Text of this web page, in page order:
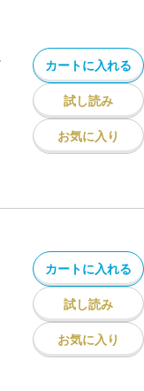
カートに入れる
試し読み
お気に入り
カートに入れる
試し読み
お気に入り